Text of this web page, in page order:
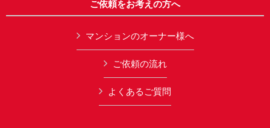
ご依頼をお考えの方へ
マンションのオーナー様へ
ご依頼の流れ
よくあるご質問